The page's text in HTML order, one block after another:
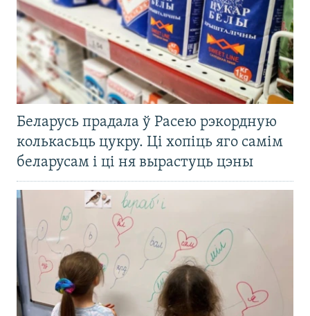
Беларусь прадала ў Расею рэкордную
колькасьць цукру. Ці хопіць яго самім
беларусам і ці ня вырастуць цэны